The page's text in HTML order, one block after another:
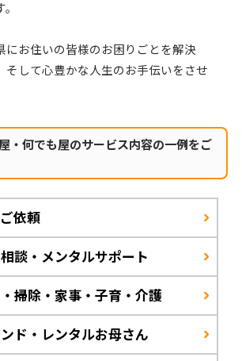
にお住いの皆様のお困りごとを解決
そして心豊かな人生のお手伝いをさせ
・何でも屋のサービス内容の一例をご
依頼
談・メンタルサポート
掃除・家事・子育・介護
ド・レンタルお母さん